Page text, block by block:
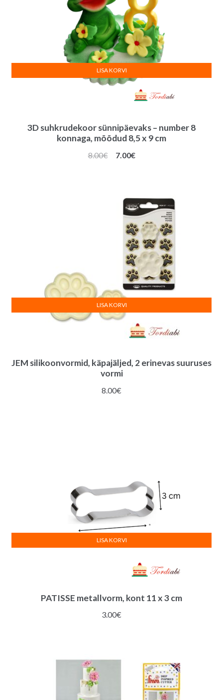
3D suhkrudekoor sünnipäevaks – number 8
konnaga, mõõdud 8,5 x 9 cm
8.00€
Algne
7.00€Praegune
LISA KORVI
JEM silikoonvormid, käpajäljed, 2 erinevas suuruses
vormi
8.00€
LISA KORVI
PATISSE metallvorm, kont 11 x 3 cm
3.00€
LISA KORVI